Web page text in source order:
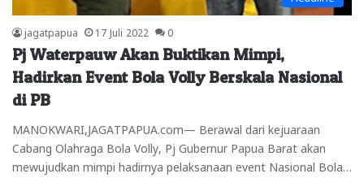
jagatpapua 17 Juli 2022 0
Pj Waterpauw Akan Buktikan Mimpi,
Hadirkan Event Bola Volly Berskala Nasional
di PB
MANOKWARI,JAGATPAPUA.com— Berawal dari kejuaraan
Cabang Olahraga Bola Volly, Pj Gubernur Papua Barat akan
mewujudkan mimpi hadirnya pelaksanaan event Nasional Bola…